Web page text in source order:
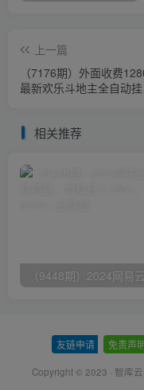
上一篇
（7176期）外面收费
最新欢乐斗地主全自动挂
相关推荐
友链申请 免责声
Copyright © 2023 · 智库